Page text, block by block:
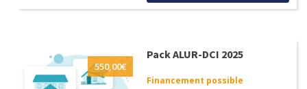
550,00€
Pack ALUR-DCI 2025
Financement possible